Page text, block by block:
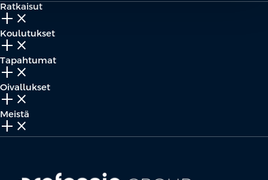
Ratkaisut
add_2 close
Koulutukset
add_2 close
Tapahtumat
add_2 close
Oivallukset
add_2 close
Meistä
add_2 close